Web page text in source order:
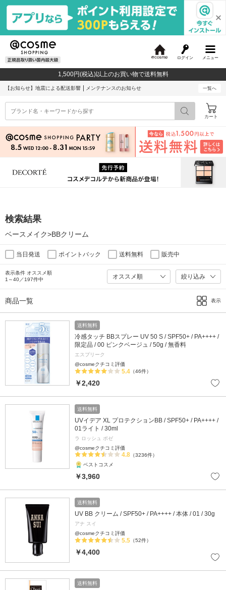
メニュー
ログイン
c
o
1,500円(税込)以上のお買い物で送料無料
【お知らせ】 地震による配送影響 メンテナンスのお知らせ 一覧へ
カート
検索結果
ベースメイク>BBクリーム
当日発送 ポイントバック 送料無料 販売中
表示条件 オススメ順
1～40／197件中
絞り込み
商品一覧 表示
送料無料
冷感タッチ BBスプレー UV 50 S / SPF50+ / PA++++ /
限定品 / 00 ピンクベージュ / 50g / 無香料
エスプリーク
@cosmeクチコミ評価
5.4 （46件）
￥2,420
送料無料
UVイデア XL プロテクションBB / SPF50+ / PA++++ /
01ライト / 30ml
ラ ロッシュ ポゼ
@cosmeクチコミ評価
4.8 （3236件）
ベストコスメ
￥3,960
送料無料
UV BB クリーム / SPF50+ / PA++++ / 本体 / 01 / 30g
アナ スイ
@cosmeクチコミ評価
5.5 （52件）
￥4,400
送料無料